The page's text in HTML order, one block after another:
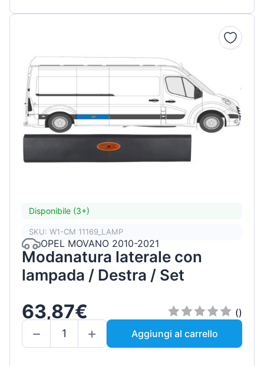
Disponibile (3+)
SKU: W1-CM 11169_LAMP
OPEL MOVANO 2010-2021
Modanatura laterale con
lampada / Destra / Set
63,87€
()
Aggiungi al carrello